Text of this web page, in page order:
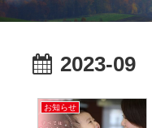
2023-09
お知らせ